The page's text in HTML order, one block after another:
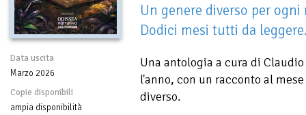
Data uscita
Marzo 2026
Copie disponibili
ampia disponibilità
Un genere diverso per
Dodici mesi tutti da
Una antologia a cura di
l'anno, con un racconto al
diverso.